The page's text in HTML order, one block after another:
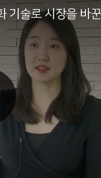
기술로 시장을 바